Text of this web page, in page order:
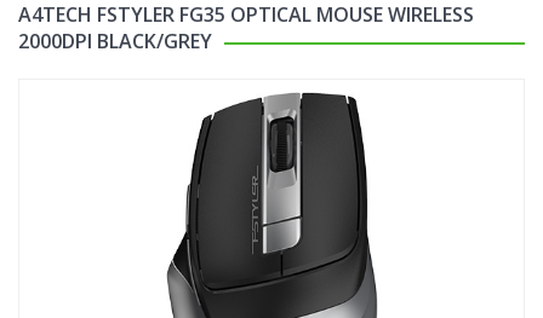
A4TECH FSTYLER FG35 OPTICAL MOUSE WIRELESS
2000DPI BLACK/GREY